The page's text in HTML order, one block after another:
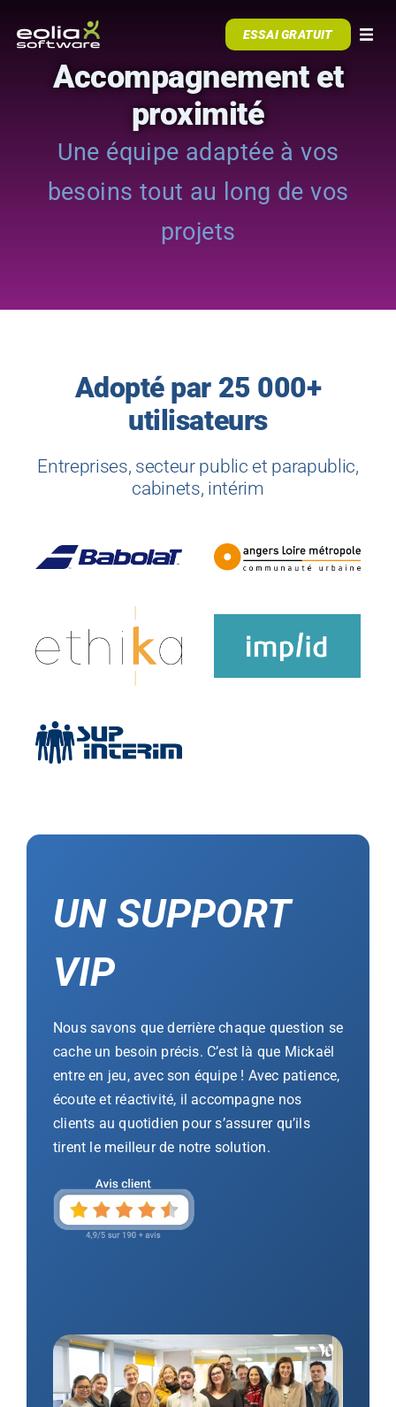
ESSAI GRATUIT
NOTRE ATS
ACCOMPAGNEMENT
Accompagnement et
proximité
Une équipe adaptée à vos
besoins tout au long de vos
projets
Adopté par 25 000+
utilisateurs
Entreprises, secteur public et parapublic,
cabinets, intérim
UN SUPPORT
VIP
Nous savons que derrière chaque question se
cache un besoin précis. C’est là que Mickaël
entre en jeu, avec son équipe ! Avec patience,
écoute et réactivité, il accompagne nos
clients au quotidien pour s’assurer qu’ils
tirent le meilleur de notre solution.